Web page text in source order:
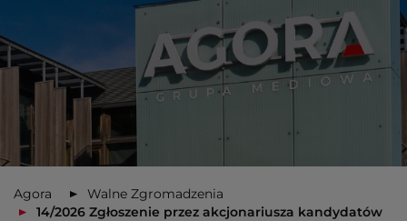
Agora
Walne Zgromadzenia
14/2026 Zgłoszenie przez akcjonariusza kandydatów